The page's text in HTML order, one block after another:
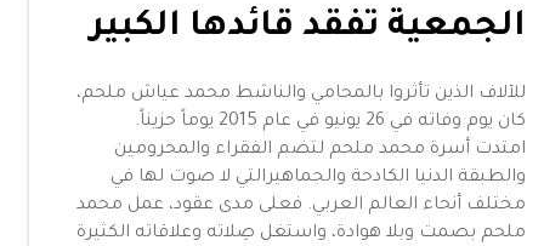
الجمعية تفقد قائدها الكبير
للآلاف الذين تأثروا بالمحامي والناشط محمد عياش ملحم،
كان يوم وفاته في 26 يونيو في عام 2015 يوماً حزيناً.
امتدت أسرة محمد ملحم لتضم الفقراء والمحرومين
والطبقة الدنيا الكادحة والجماهيرالتي لا صوت لها في
مختلف أنحاء العالم العربي. فعلى مدى عقود، عمل محمد
ملحم بصمت وبلا هوادة، واستغل صِلاته وعلاقاته الكثيرة